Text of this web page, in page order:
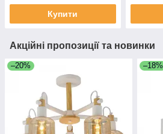
Купити
Акційні пропозиції та новинки
–20% –18%